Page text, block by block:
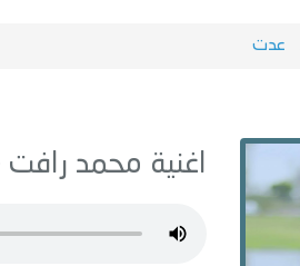
عدت
اغنية محمد رافت